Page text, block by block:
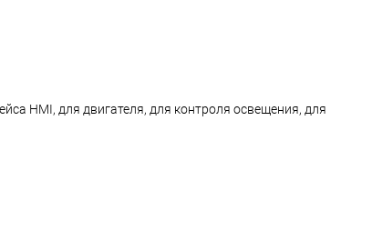
HMI, для двигателя, для контроля освещения, для